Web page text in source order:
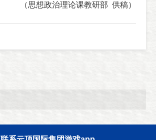
（思想政治理论课教研部 供稿）